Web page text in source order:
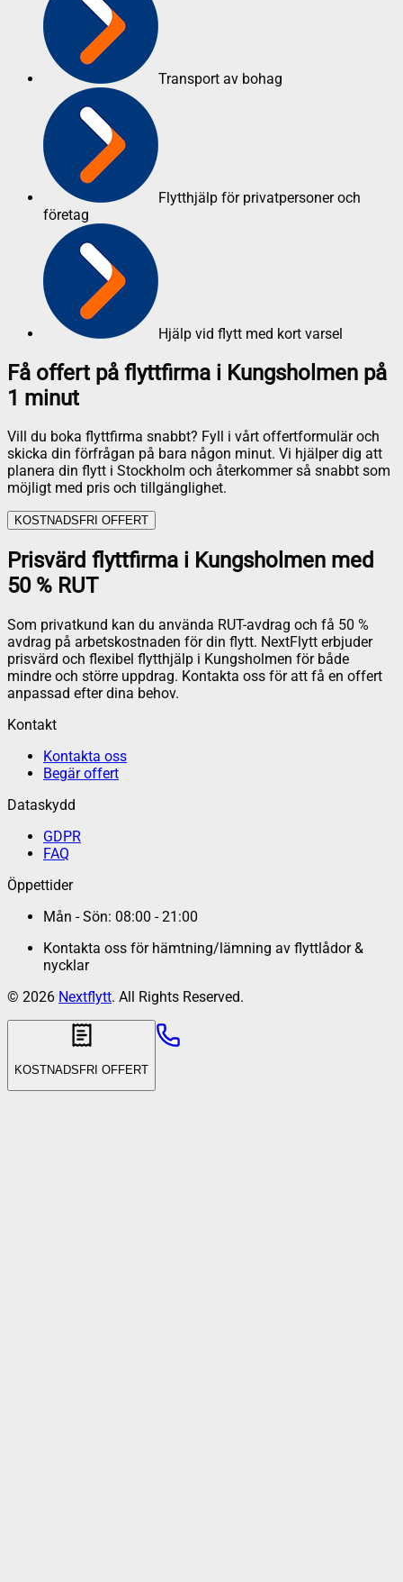
Transport av bohag
Flytthjälp för privatpersoner och
företag
Hjälp vid flytt med kort varsel
Få offert på flyttfirma i Kungsholmen på
1 minut
Vill du boka flyttfirma snabbt? Fyll i vårt offertformulär och
skicka din förfrågan på bara någon minut. Vi hjälper dig att
planera din flytt i Stockholm och återkommer så snabbt som
möjligt med pris och tillgänglighet.
KOSTNADSFRI OFFERT
Prisvärd flyttfirma i Kungsholmen med
50 % RUT
Som privatkund kan du använda RUT-avdrag och få 50 %
avdrag på arbetskostnaden för din flytt. NextFlytt erbjuder
prisvärd och flexibel flytthjälp i Kungsholmen för både
mindre och större uppdrag. Kontakta oss för att få en offert
anpassad efter dina behov.
Kontakt
Kontakta oss
Begär offert
Dataskydd
GDPR
FAQ
Öppettider
Mån - Sön: 08:00 - 21:00
Kontakta oss för hämtning/lämning av flyttlådor &
nycklar
© 2026 Nextflytt. All Rights Reserved.
KOSTNADSFRI OFFERT